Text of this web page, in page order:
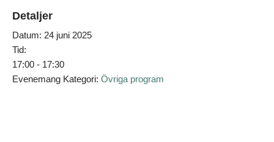
Detaljer
Datum: 24 juni 2025
Tid:
17:00 - 17:30
Evenemang Kategori: Övriga program